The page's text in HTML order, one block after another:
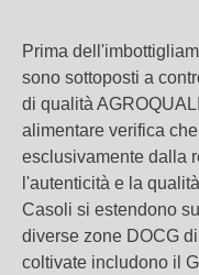
Prima
sono sottoposti a
di qualità
alimentare verifica
esclusivamente dalla
l'autenticità e la
Casoli si estendono
diverse zone DOCG
coltivate includono il